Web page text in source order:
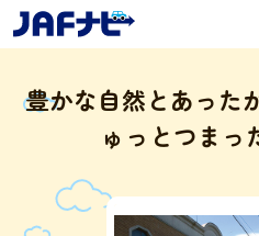
豊かな自然とあった
ゅっとつまっ